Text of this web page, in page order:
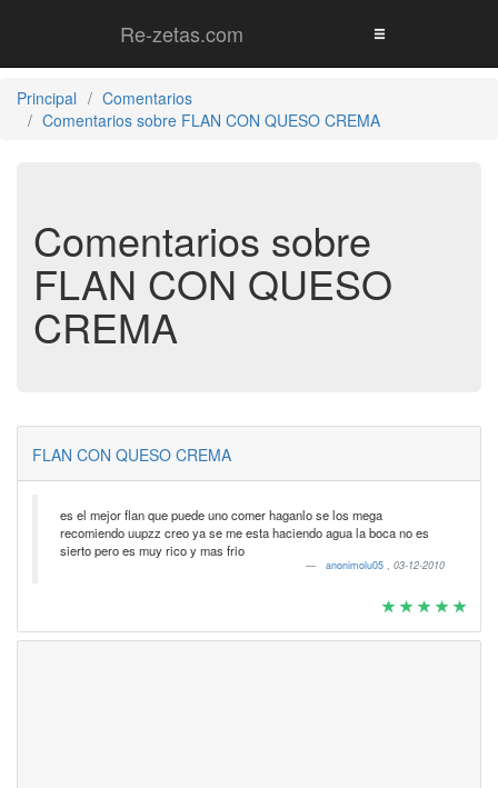
Re-zetas.com
Principal
Comentarios
Comentarios sobre FLAN CON QUESO CREMA
Comentarios sobre
FLAN CON QUESO
CREMA
FLAN CON QUESO CREMA
es el mejor flan que puede uno comer haganlo se los mega
recomiendo uupzz creo ya se me esta haciendo agua la boca no es
sierto pero es muy rico y mas frio
anonimolu05 , 03-12-2010